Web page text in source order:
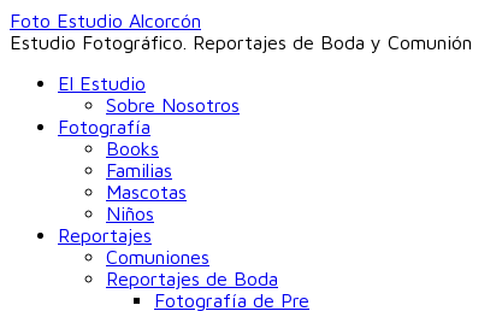
Foto Estudio Alcorcón
Estudio Fotográfico. Reportajes de Boda y Comunión
El Estudio
Sobre Nosotros
Fotografía
Books
Familias
Mascotas
Niños
Reportajes
Comuniones
Reportajes de Boda
Fotografía de Pre